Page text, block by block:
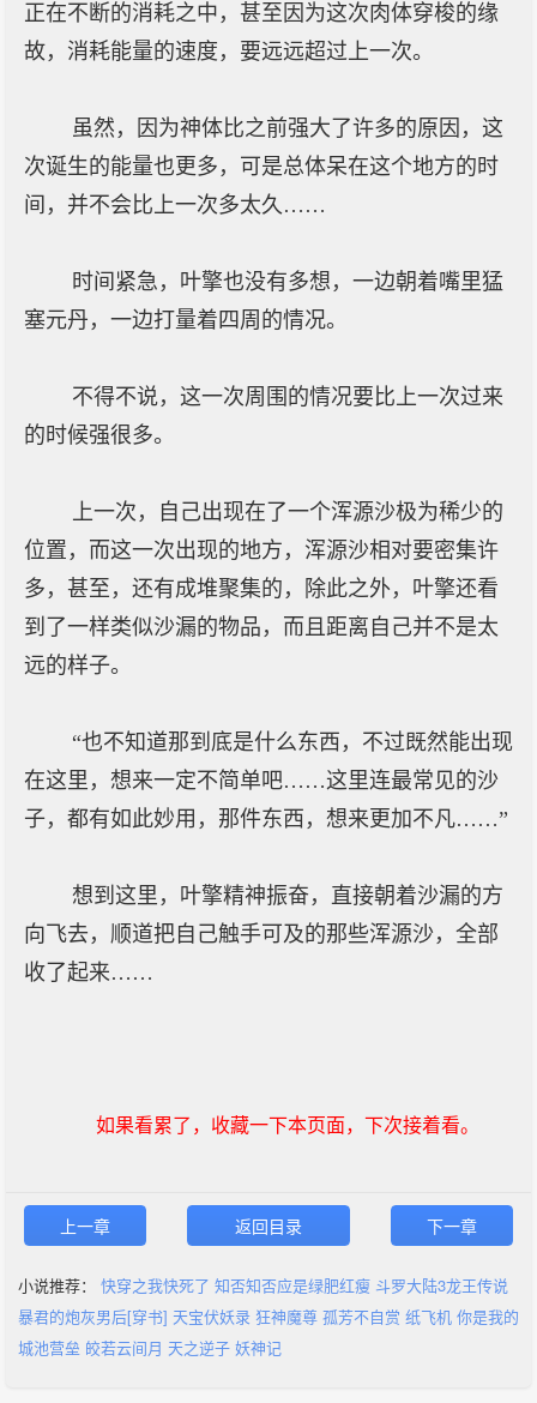
正在不断的消耗之中，甚至因为这次肉体穿梭的缘
故，消耗能量的速度，要远远超过上一次。
虽然，因为神体比之前强大了许多的原因，这
次诞生的能量也更多，可是总体呆在这个地方的时
间，并不会比上一次多太久……
时间紧急，叶擎也没有多想，一边朝着嘴里猛
塞元丹，一边打量着四周的情况。
不得不说，这一次周围的情况要比上一次过来
的时候强很多。
上一次，自己出现在了一个浑源沙极为稀少的
位置，而这一次出现的地方，浑源沙相对要密集许
多，甚至，还有成堆聚集的，除此之外，叶擎还看
到了一样类似沙漏的物品，而且距离自己并不是太
远的样子。
“也不知道那到底是什么东西，不过既然能出现
在这里，想来一定不简单吧……这里连最常见的沙
子，都有如此妙用，那件东西，想来更加不凡……”
想到这里，叶擎精神振奋，直接朝着沙漏的方
向飞去，顺道把自己触手可及的那些浑源沙，全部
收了起来……
如果看累了，收藏一下本页面，下次接着看。
上一章 返回目录 下一章
小说推荐： 快穿之我快死了 知否知否应是绿肥红瘦 斗罗大陆3龙王传说
暴君的炮灰男后[穿书] 天宝伏妖录 狂神魔尊 孤芳不自赏 纸飞机 你是我的
城池营垒 皎若云间月 天之逆子 妖神记